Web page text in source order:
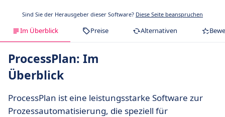
Sind Sie der Herausgeber dieser Software? Diese Seite beanspruchen
Im Überblick Preise Alternativen
ProcessPlan: Im
Überblick
ProcessPlan ist eine leistungsstarke Software zur
Prozessautomatisierung, die speziell für